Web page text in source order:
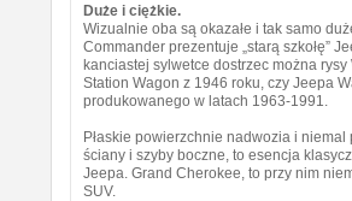
Duże i ciężkie.
Wizualnie oba są okazałe i tak samo
Commander prezentuje „starą szkołę”
kanciastej sylwetce dostrzec można rysy
Station Wagon z 1946 roku, czy Jeepa
produkowanego w latach 1963-1991.
Płaskie powierzchnie nadwozia i niemal
ściany i szyby boczne, to esencja
Jeepa. Grand Cherokee, to przy nim
SUV.